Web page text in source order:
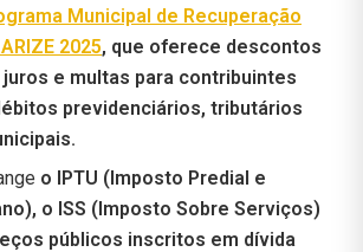
Municipal de Recuperação
2025, que oferece descontos
juros e multas para contribuintes
previdenciários, tributários
o IPTU (Imposto Predial e
o ISS (Imposto Sobre Serviços)
públicos inscritos em dívida